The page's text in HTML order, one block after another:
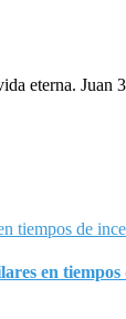
eterna. Juan
en